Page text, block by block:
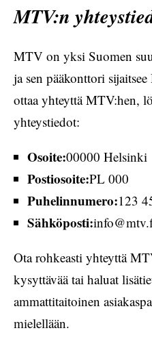
MTV:n
MTV on yksi Suomen
ja sen pääkonttori
ottaa yhteyttä MTV:hen,
yhteystiedot:
Osoite:00000 Helsinki
Postiosoite:PL 000
Puhelinnumero:123
Sähköposti:
Ota rohkeasti yhteyttä
kysyttävää tai haluat
ammattitaitoinen
mielellään.